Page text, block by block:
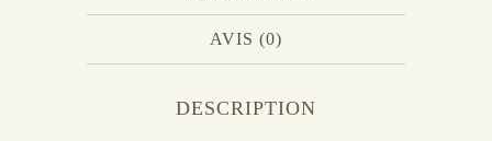
AVIS (0)
DESCRIPTION